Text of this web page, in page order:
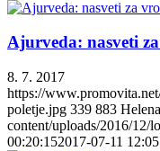
Ajurveda: nasveti
8. 7. 2017
https://
poletje.jpg 339 883
content/uploads/2016/12/
00:20:152017-07-11